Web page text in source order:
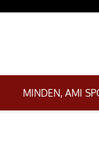
MINDEN, AMI